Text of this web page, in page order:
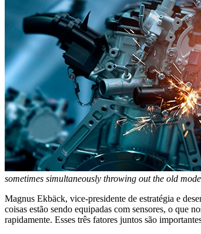
sometimes simultaneously throwing out the old
Magnus Ekbäck, vice-presidente de estratégia e
coisas estão sendo equipadas com sensores, o que
rapidamente. Esses três fatores juntos são